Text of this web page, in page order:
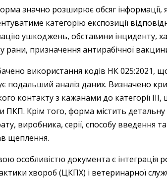
значно розширює обсяг інформації,
категорію експозиції
ушкоджень, обставини інциденту,
рани, призначення антирабічної
використання кодів НК 025:2021,
подальший аналіз даних. Визначено
контакту з кажанами до категорії
ПКП. Крім того, форма містить
виробника, серії, способу введення
щеплення.
особливістю документа є інтеграція
хвороб (ЦКПХ) і ветеринарної